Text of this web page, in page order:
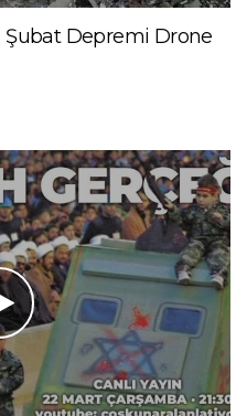
Şubat Depremi Drone